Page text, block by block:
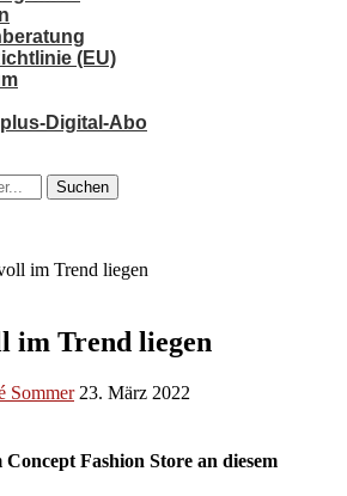
(EU)
Digital-Abo
Suchen
im Trend liegen
im Trend liegen
Sommer 23. März 2022
Fashion Store an diesem